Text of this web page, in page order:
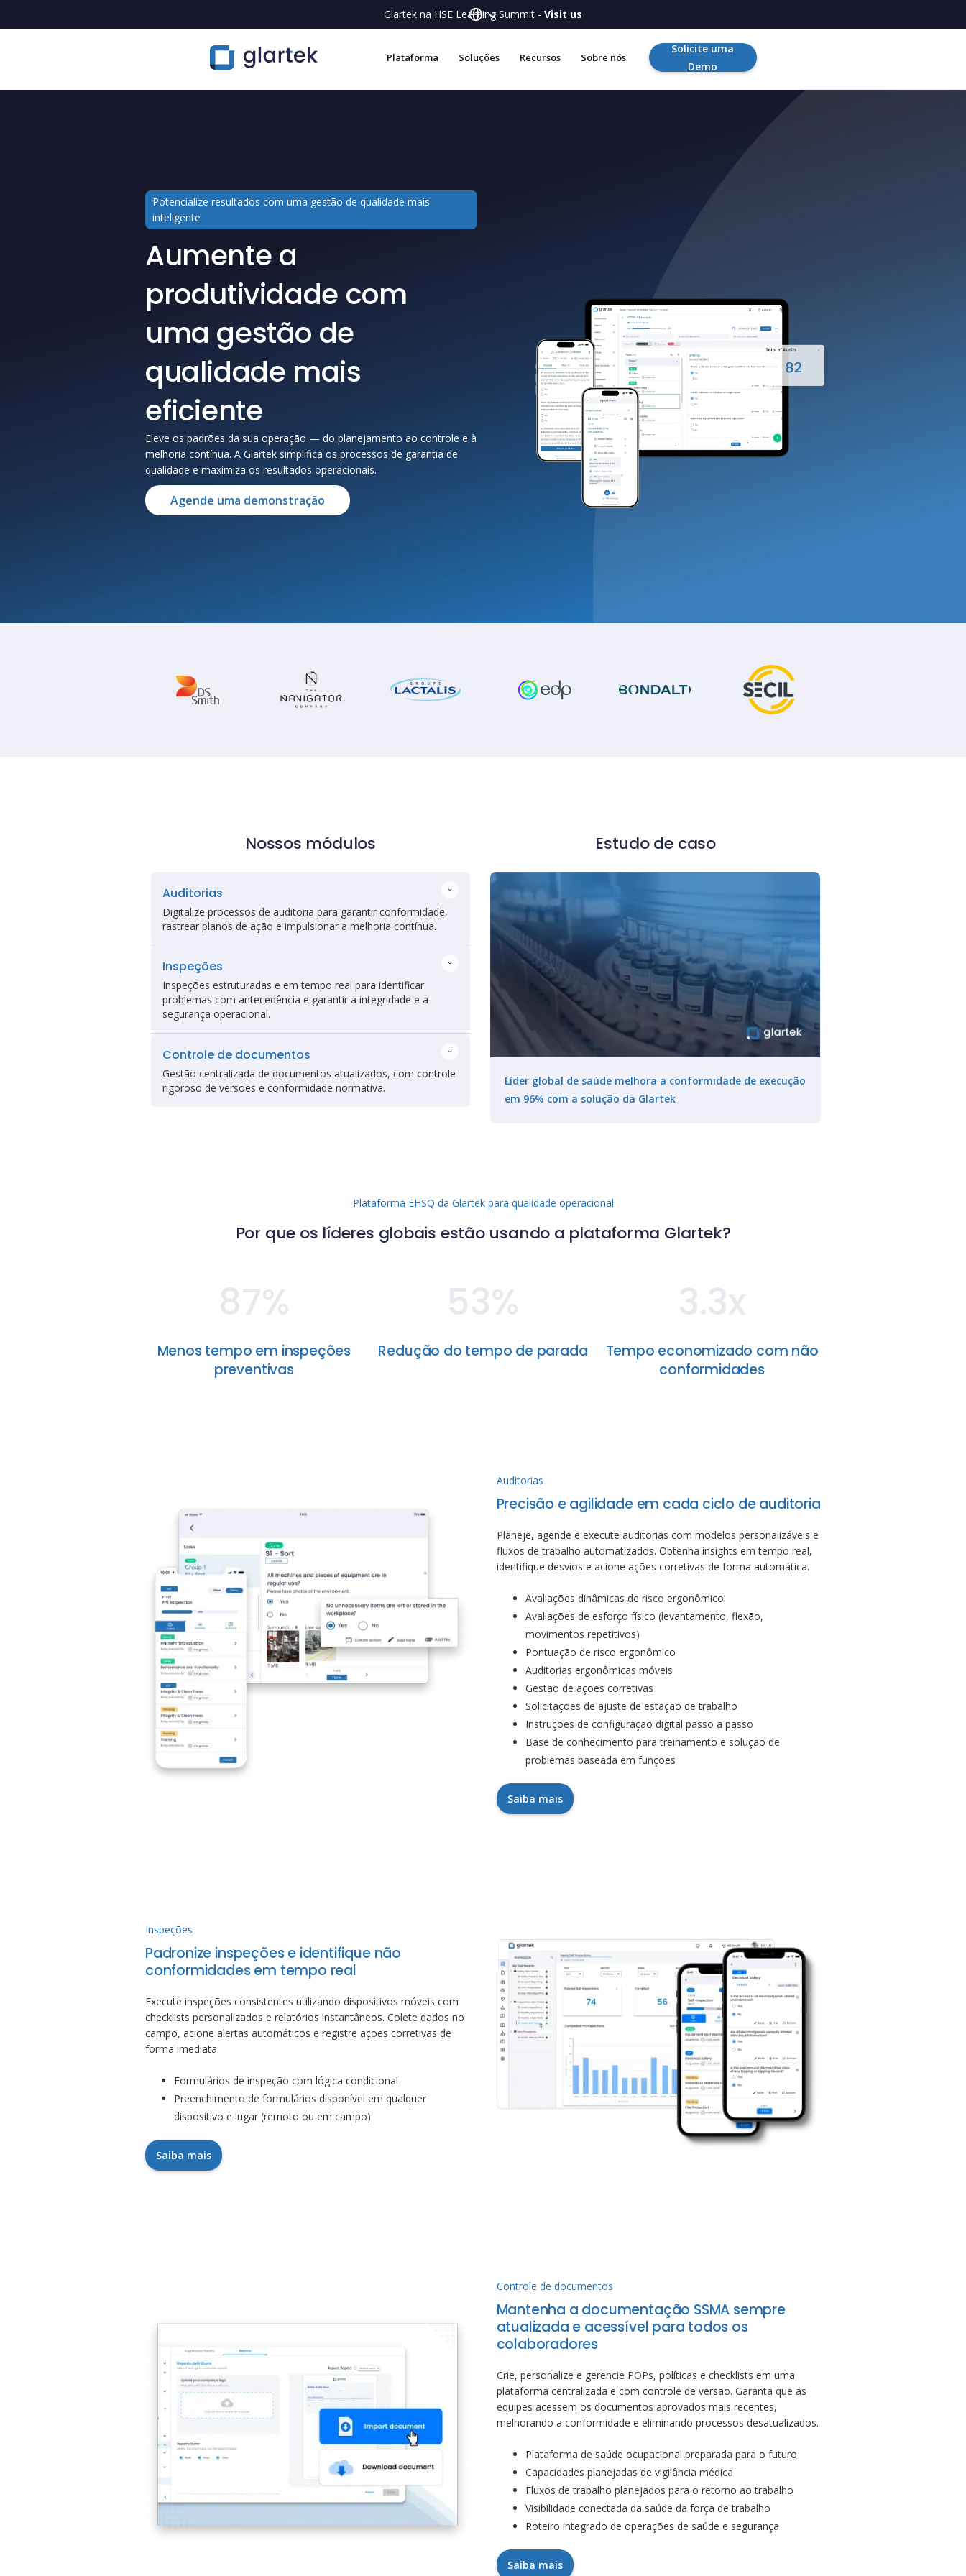
Glartek na HSE Learning Summit - Visit us
Plataforma Soluções Recursos Sobre nós
Solicite uma
Demo
Potencialize resultados com uma gestão de qualidade mais
inteligente
Aumente a
produtividade com
uma gestão de
qualidade mais
eficiente
Eleve os padrões da sua operação — do planejamento ao controle e à
melhoria contínua. A Glartek simplifica os processos de garantia de
qualidade e maximiza os resultados operacionais.
Agende uma demonstração
Nossos módulos
Auditorias
Digitalize processos de auditoria para garantir conformidade,
rastrear planos de ação e impulsionar a melhoria contínua.
Inspeções
Inspeções estruturadas e em tempo real para identificar
problemas com antecedência e garantir a integridade e a
segurança operacional.
Controle de documentos
Gestão centralizada de documentos atualizados, com controle
rigoroso de versões e conformidade normativa.
Estudo de caso
Líder global de saúde melhora a conformidade de execução
em 96% com a solução da Glartek
Plataforma EHSQ da Glartek para qualidade operacional
Por que os líderes globais estão usando a plataforma Glartek?
Menos tempo em inspeções
preventivas
Redução do tempo de parada
Tempo economizado com não
conformidades
Auditorias
Precisão e agilidade em cada ciclo de auditoria
Planeje, agende e execute auditorias com modelos personalizáveis e
fluxos de trabalho automatizados. Obtenha insights em tempo real,
identifique desvios e acione ações corretivas de forma automática.
Avaliações dinâmicas de risco ergonômico
Avaliações de esforço físico (levantamento, flexão,
movimentos repetitivos)
Pontuação de risco ergonômico
Auditorias ergonômicas móveis
Gestão de ações corretivas
Solicitações de ajuste de estação de trabalho
Instruções de configuração digital passo a passo
Base de conhecimento para treinamento e solução de
problemas baseada em funções
Saiba mais
Inspeções
Padronize inspeções e identifique não
conformidades em tempo real
Execute inspeções consistentes utilizando dispositivos móveis com
checklists personalizados e relatórios instantâneos. Colete dados no
campo, acione alertas automáticos e registre ações corretivas de
forma imediata.
Formulários de inspeção com lógica condicional
Preenchimento de formulários disponível em qualquer
dispositivo e lugar (remoto ou em campo)
Saiba mais
Controle de documentos
Mantenha a documentação SSMA sempre
atualizada e acessível para todos os
colaboradores
Crie, personalize e gerencie POPs, políticas e checklists em uma
plataforma centralizada e com controle de versão. Garanta que as
equipes acessem os documentos aprovados mais recentes,
melhorando a conformidade e eliminando processos desatualizados.
Plataforma de saúde ocupacional preparada para o futuro
Capacidades planejadas de vigilância médica
Fluxos de trabalho planejados para o retorno ao trabalho
Visibilidade conectada da saúde da força de trabalho
Roteiro integrado de operações de saúde e segurança
Saiba mais